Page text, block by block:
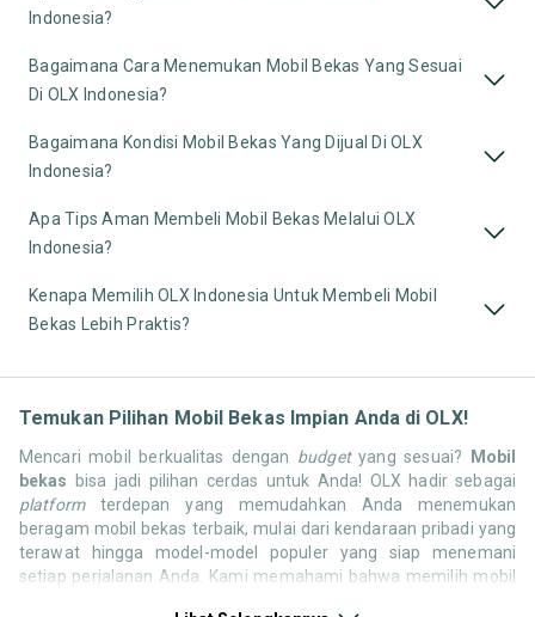
Indonesia?
Bagaimana Cara Menemukan Mobil Bekas Yang Sesuai
Di OLX Indonesia?
Bagaimana Kondisi Mobil Bekas Yang Dijual Di OLX
Indonesia?
Apa Tips Aman Membeli Mobil Bekas Melalui OLX
Indonesia?
Kenapa Memilih OLX Indonesia Untuk Membeli Mobil
Bekas Lebih Praktis?
Temukan Pilihan Mobil Bekas Impian Anda di OLX!
Mencari mobil berkualitas dengan budgetyang sesuai? Mobil
bekas bisa jadi pilihan cerdas untuk Anda! OLX hadir sebagai
platformterdepan yang memudahkan Anda menemukan
beragam mobil bekas terbaik, mulai dari kendaraan pribadi yang
terawat hingga model-model populer yang siap menemani
setiap perjalanan Anda. Kami memahami bahwa memilih mobil